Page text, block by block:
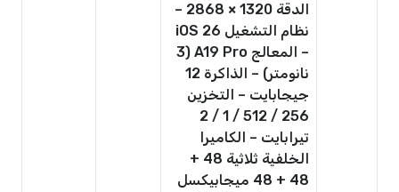
الدقة 1320 × 2868 –
نظام التشغيل iOS 26
– المعالج A19 Pro (3
نانومتر) – الذاكرة 12
جيجابايت – التخزين
256 / 512 / 1 / 2
تيرابايت – الكاميرا
الخلفية ثلاثية 48 +
48 + 48 ميجابيكسل